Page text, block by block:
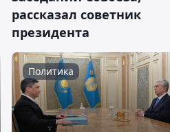
рассказал советник
президента
Политика